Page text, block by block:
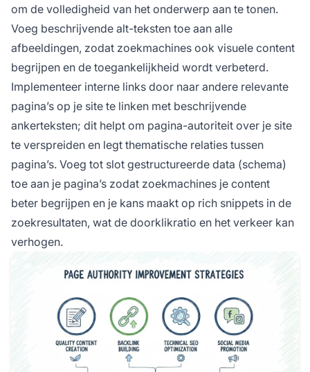
om de volledigheid van het onderwerp aan te tonen.
Voeg beschrijvende alt-teksten toe aan alle
afbeeldingen, zodat zoekmachines ook visuele content
begrijpen en de toegankelijkheid wordt verbeterd.
Implementeer interne links door naar andere relevante
pagina’s op je site te linken met beschrijvende
ankerteksten; dit helpt om pagina-autoriteit over je site
te verspreiden en legt thematische relaties tussen
pagina’s. Voeg tot slot gestructureerde data (schema)
toe aan je pagina’s zodat zoekmachines je content
beter begrijpen en je kans maakt op rich snippets in de
zoekresultaten, wat de doorklikratio en het verkeer kan
verhogen.